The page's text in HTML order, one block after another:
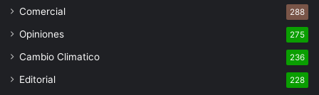
Comercial 288
Opiniones 275
Cambio Climatico 236
Editorial 228